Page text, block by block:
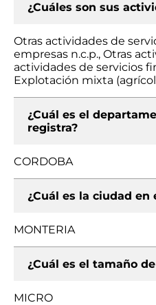
¿Cuáles son sus
Otras actividades de
empresas n.c.p., Otras
actividades de servicios
Explotación mixta
¿Cuál es el
registra?
CORDOBA
¿Cuál es la ciudad en
MONTERIA
¿Cuál es el tamaño
MICRO